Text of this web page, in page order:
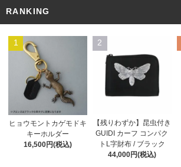
RANKING
1
ヒョウモントカゲモドキ
キーホルダー
16,500円(税込)
2
【残りわずか】昆虫付き
GUIDI カーフ コンパク
トL字財布 / ブラック
44,000円(税込)